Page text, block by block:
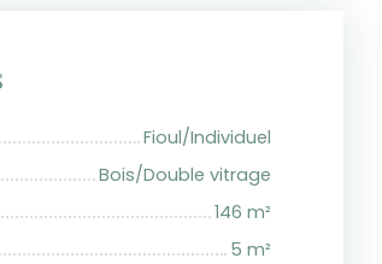
Fioul/Individuel
Bois/Double vitrage
146 m²
5 m²